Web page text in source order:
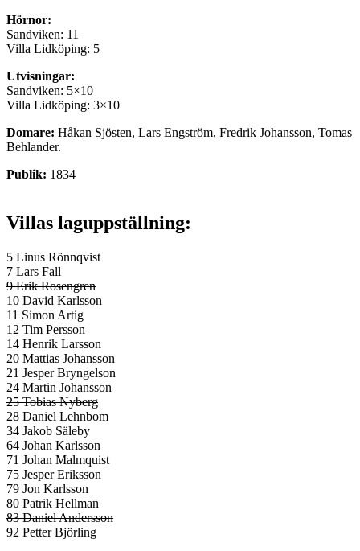
Hörnor:
Sandviken: 11
Villa Lidköping: 5
Utvisningar:
Sandviken: 5×10
Villa Lidköping: 3×10
Domare: Håkan Sjösten, Lars Engström, Fredrik Johansson, Tomas
Behlander.
Publik: 1834
Villas laguppställning:
5 Linus Rönnqvist
7 Lars Fall
9 Erik Rosengren
10 David Karlsson
11 Simon Artig
12 Tim Persson
14 Henrik Larsson
20 Mattias Johansson
21 Jesper Bryngelson
24 Martin Johansson
25 Tobias Nyberg
28 Daniel Lehnbom
34 Jakob Säleby
64 Johan Karlsson
71 Johan Malmquist
75 Jesper Eriksson
79 Jon Karlsson
80 Patrik Hellman
83 Daniel Andersson
92 Petter Björling